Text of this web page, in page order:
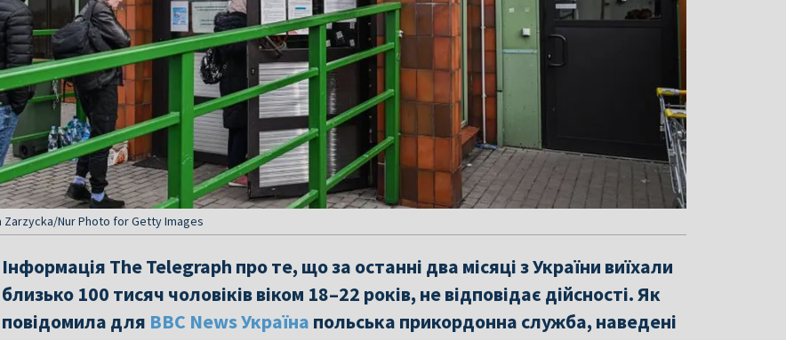
Nur Photo for Getty Images
Інформація The Telegraph про те, що за останні два місяці з України виїхали
близько 100 тисяч чоловіків віком 18–22 років, не відповідає дійсності. Як
повідомила для BBC News Україна польська прикордонна служба, наведені